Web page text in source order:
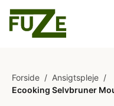
Forside / Ansigtspleje /
Ecooking Selvbruner